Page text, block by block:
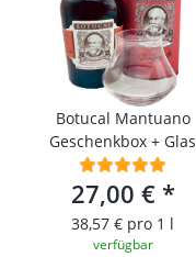
Botucal Mantuano
Geschenkbox + Glas
27,00 € *
38,57 € pro 1 l
verfügbar